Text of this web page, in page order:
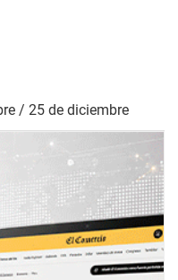
/ 25 de diciembre